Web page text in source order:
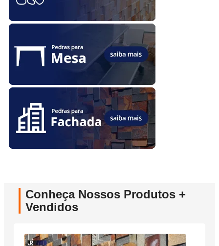
Conheça Nossos Produtos +
Vendidos